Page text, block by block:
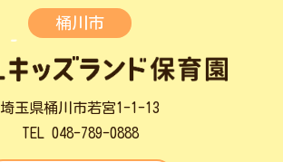
桶川市
埼玉県桶川市若宮1-1-13
TEL 048-789-0888